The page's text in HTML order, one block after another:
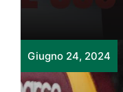
Giugno 24, 2024